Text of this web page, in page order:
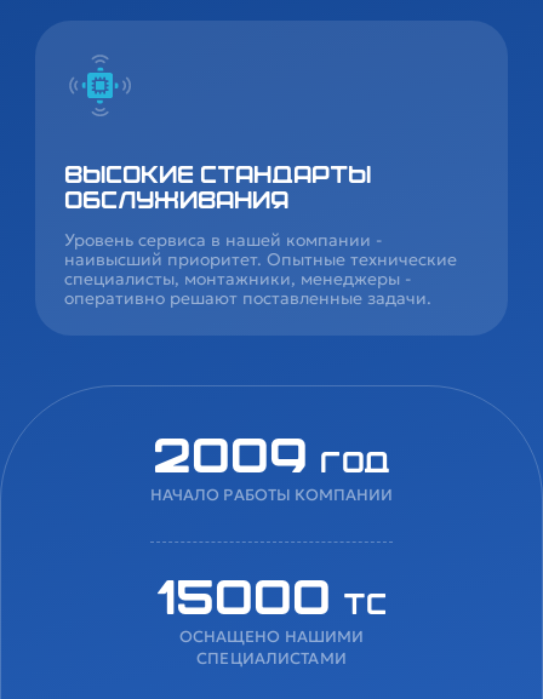
Высокие стандарты
обслуживания
Уровень сервиса в нашей компании -
наивысший приоритет. Опытные технические
специалисты, монтажники, менеджеры -
оперативно решают поставленные задачи.
2009 год
НАЧАЛО РАБОТЫ КОМПАНИИ
15000 ТС
ОСНАЩЕНО НАШИМИ
СПЕЦИАЛИСТАМИ